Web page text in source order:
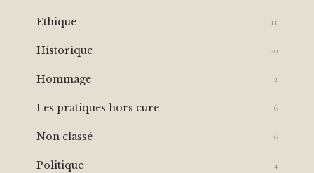
Ethique 11
Historique 20
Hommage 2
Les pratiques hors cure 6
Non classé 6
Politique 4